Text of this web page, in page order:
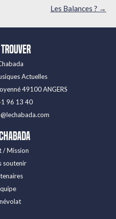
Les Balances ? →
trouver
Actuelles
49100 ANGERS
96 13 40
/ Mission
soutenir